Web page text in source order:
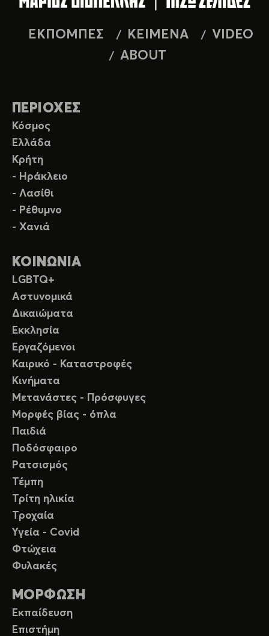
ΕΚΠΟΜΠΕΣ ΚΕΙΜΕΝΑ
VIDEO
ABOUT
ΠΕΡΙΟΧΕΣ
Κόσμος
Ελλάδα
Κρήτη
- Ηράκλειο
- Λασίθι
- Ρέθυμνο
- Χανιά
ΚΟΙΝΩΝΙΑ
LGBTQ+
Αστυνομικά
Δικαιώματα
Εκκλησία
Εργαζόμενοι
Καιρικό - Καταστροφές
Κινήματα
Μετανάστες - Πρόσφυγες
Μορφές βίας - όπλα
Παιδιά
Ποδόσφαιρο
Ρατσισμός
Τέμπη
Τρίτη ηλικία
Τροχαία
Υγεία - Covid
Φτώχεια
Φυλακές
ΜΟΡΦΩΣΗ
Εκπαίδευση
Επιστήμη